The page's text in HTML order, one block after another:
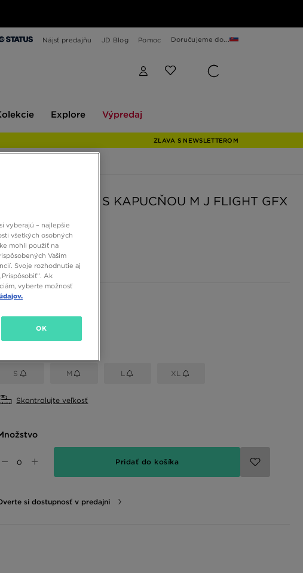
Nájsť predajňu JD Blog Pomoc Doručujeme do...
Explore Výpredaj
ZĽAVA S NEWSLETTEROM
JORDAN MIKINA S KAPUCŇOU M J FLIGHT GFX
€
farby
Čierna
S M L XL
Skontrolujte veľkosť
Pridať do košíka
si dostupnosť v predajni
vyberajú – najlepšie
všetkých osobných
mohli použiť na
Vašim
Svoje rozhodnutie aj
Ak
vyberte možnosť
OK